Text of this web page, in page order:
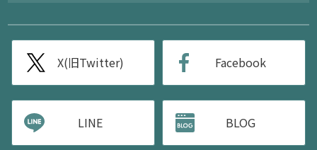
X(旧Twitter) Facebook
LINE BLOG